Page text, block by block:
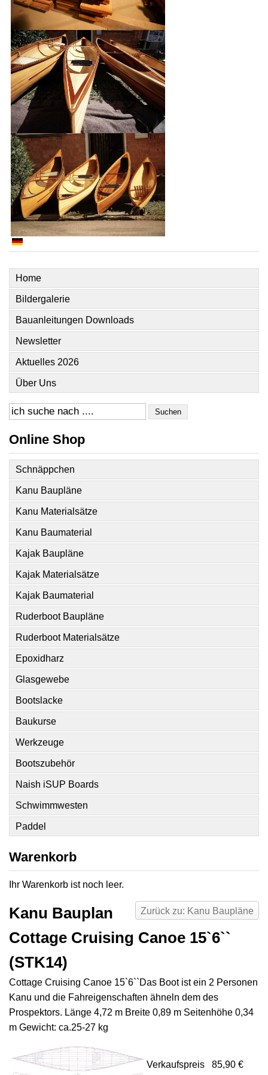
Home
Bildergalerie
Bauanleitungen Downloads
Newsletter
Aktuelles 2026
Über Uns
Suchen
Online Shop
Schnäppchen
Kanu Baupläne
Kanu Materialsätze
Kanu Baumaterial
Kajak Baupläne
Kajak Materialsätze
Kajak Baumaterial
Ruderboot Baupläne
Ruderboot Materialsätze
Epoxidharz
Glasgewebe
Bootslacke
Baukurse
Werkzeuge
Bootszubehör
Naish iSUP Boards
Schwimmwesten
Paddel
Warenkorb
Ihr Warenkorb ist noch leer.
Zurück zu: Kanu Baupläne
Kanu Bauplan
Cottage Cruising Canoe 15`6``
(STK14)
Cottage Cruising Canoe 15`6``Das Boot ist ein 2 Personen
Kanu und die Fahreigenschaften ähneln dem des
Prospektors. Länge 4,72 m Breite 0,89 m Seitenhöhe 0,34
m Gewicht: ca.25-27 kg
Verkaufspreis 85,90 €